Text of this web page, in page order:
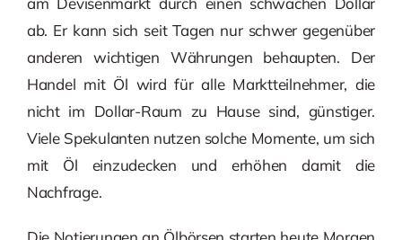
ab. Er kann sich seit Tagen nur schwer gegenüber
anderen wichtigen Währungen behaupten. Der
Handel mit Öl wird für alle Marktteilnehmer, die
nicht im Dollar-Raum zu Hause sind, günstiger.
Viele Spekulanten nutzen solche Momente, um sich
mit Öl einzudecken und erhöhen damit die
Nachfrage.